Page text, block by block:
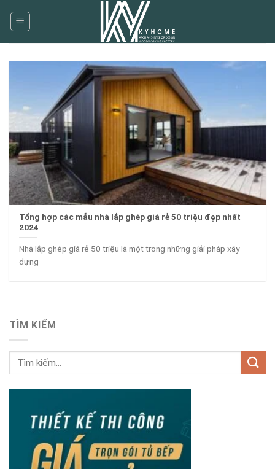
Tổng hợp các mẫu nhà lắp ghép giá rẻ 50 triệu đẹp nhất
2024
Nhà lắp ghép giá rẻ 50 triệu là một trong những giải pháp xây
dựng
TÌM KIẾM